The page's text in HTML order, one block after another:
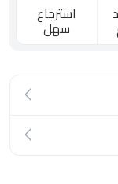
استرجاع
سهل